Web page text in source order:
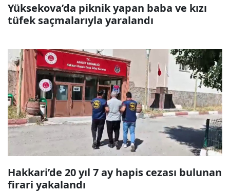
Yüksekova’da piknik yapan baba ve kızı
tüfek saçmalarıyla yaralandı
Hakkari’de 20 yıl 7 ay hapis cezası bulunan
firari yakalandı